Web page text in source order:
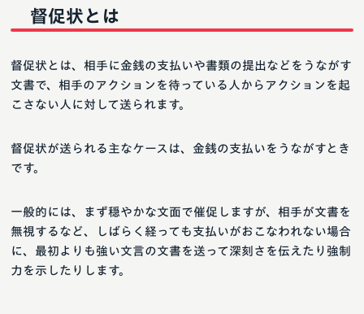
督促状とは
督促状とは、相手に金銭の支払いや書類の提出などをうながす
文書で、相手のアクションを待っている人からアクションを起
こさない人に対して送られます。
督促状が送られる主なケースは、金銭の支払いをうながすとき
です。
一般的には、まず穏やかな文面で催促しますが、相手が文書を
無視するなど、しばらく経っても支払いがおこなわれない場合
に、最初よりも強い文言の文書を送って深刻さを伝えたり強制
力を示したりします。